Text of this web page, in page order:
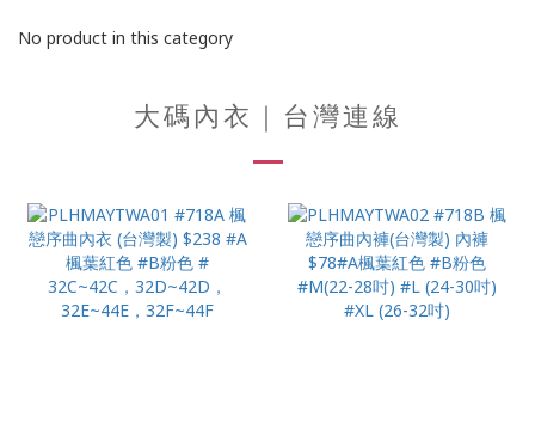
No product in this category
大碼內衣｜台灣連線